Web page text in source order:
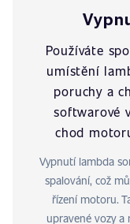
Používáte
umístění
poruchy a
softwarové
chod
Vypnutí lambda
spalování, což
řízení motoru.
upravené vozy a